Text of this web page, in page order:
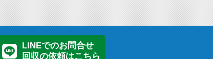
LINEでのお問合せ
回収の依頼はこちら